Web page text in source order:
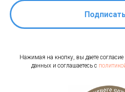
Нажимая на кнопку, вы даете
данных и соглашаетесь c